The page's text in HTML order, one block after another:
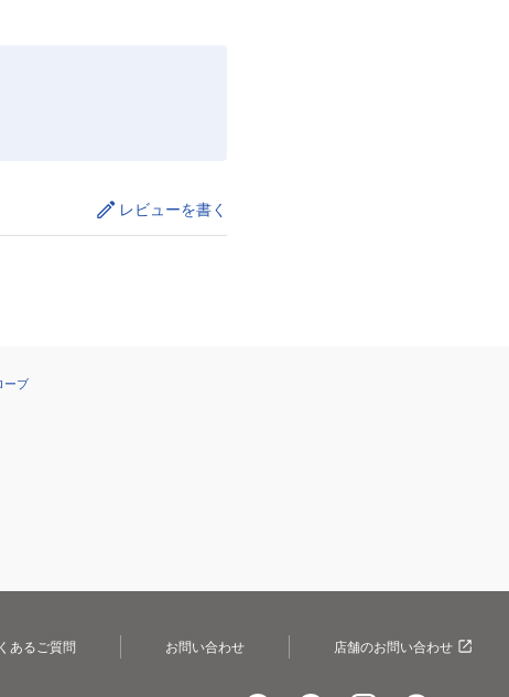
レビューを書く
ーブ
あるご質問 お問い合わせ 店舗のお問い合わせ